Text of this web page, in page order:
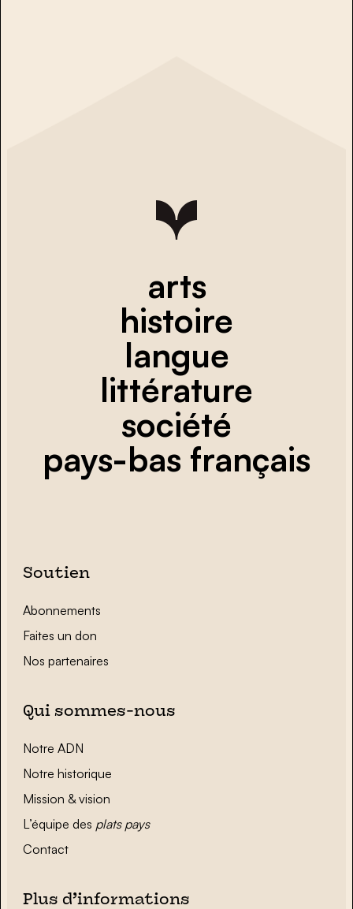
arts
histoire
langue
littérature
société
pays-bas français
Soutien
Abonnements
Faites un don
Nos partenaires
Qui sommes-nous
Notre ADN
Notre historique
Mission & vision
L’équipe des plats pays
Contact
Plus d’informations